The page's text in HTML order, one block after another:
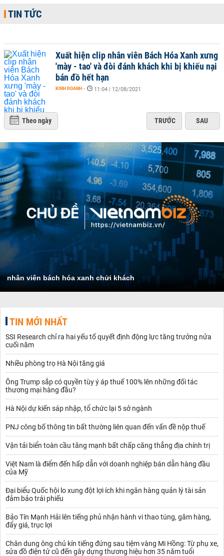
TIN TỨC
Xuất hiện clip nhân viên Bách Hóa Xanh xưng
'mày - tao' và đòi đánh khách khi bị khiếu nại
bán đồ hết hạn
KINH DOANH - 11:04 | 12/08/2021
Theo ngày TRƯỚC SAU
nhân viên bách hóa xanh chửi khách
TIN MỚI NHẤT
SSI Research chỉ ra hai yếu tố quyết định động lực tăng trưởng nửa
cuối năm
Nhiều phòng trọ Hà Nội tăng giá
Ông Trump sắp có quyền tùy ý áp thuế 100% lên những đối tác
thương mại hàng đầu?
Hà Nội dự kiến sáp nhập, tổ chức lại 5 sở ngành
PNJ công bố thông tin bất thường liên quan đến vấn đề nộp thuế
Vận tải biển toàn cầu tăng mạnh bất chấp căng thẳng địa chính trị
Việt Nam là điểm đến hấp dẫn với doanh nghiệp bán dẫn hàng đầu
của Mỹ
Đại biểu Quốc hội lo xung đột lợi ích khi ngân hàng quản lý tài sản
đảm bảo trái phiếu
Bảo Tín Mạnh Hải lên tiếng phủ nhận hành vi thao túng, găm hàng,
đẩy giá, trục lợi
Chân dung ông chủ kín tiếng đứng sau tiệm vàng Mi Hồng: Từ phụ xe,
sửa đồ điện tử cũ đến gây dựng thương hiệu hơn 35 năm tuổi